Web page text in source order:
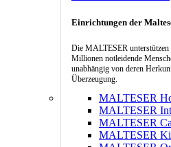
Einrichtungen der
Die MALTESER
Millionen notleidende
unabhängig von deren
Überzeugung.
MALTESER
MALTESER
MALTESER
MALTESER